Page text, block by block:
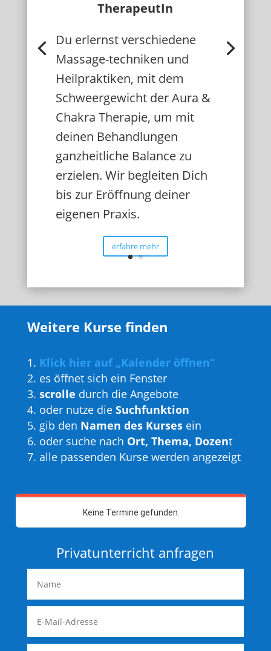
TherapeutIn
Du erlernst verschiedene
Massage-techniken und
Heilpraktiken, mit dem
Schweergewicht der Aura &
Chakra Therapie, um mit
deinen Behandlungen
ganzheitliche Balance zu
erzielen. Wir begleiten Dich
bis zur Eröffnung deiner
eigenen Praxis.
erfahre mehr
Weitere Kurse finden
Klick hier auf „Kalender öffnen“
es öffnet sich ein Fenster
scrolle durch die Angebote
oder nutze die Suchfunktion
gib den Namen des Kursesein
oder suche nach Ort, Thema, Dozent
alle passenden Kurse werden angezeigt
Privatunterricht anfragen